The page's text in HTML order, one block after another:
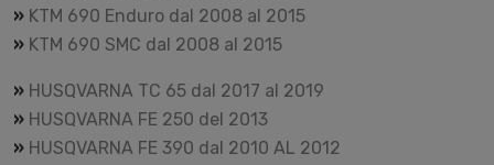
» KTM 690 Enduro dal 2008 al 2015
» KTM 690 SMC dal 2008 al 2015
» HUSQVARNA TC 65 dal 2017 al 2019
» HUSQVARNA FE 250 del 2013
» HUSQVARNA FE 390 dal 2010 AL 2012